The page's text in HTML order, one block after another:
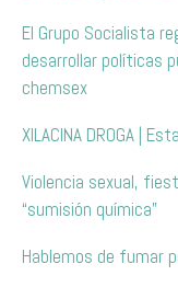
El Grupo Socialista
desarrollar políticas
chemsex
XILACINA DROGA |
Violencia sexual,
“sumisión química”
Hablemos de fumar